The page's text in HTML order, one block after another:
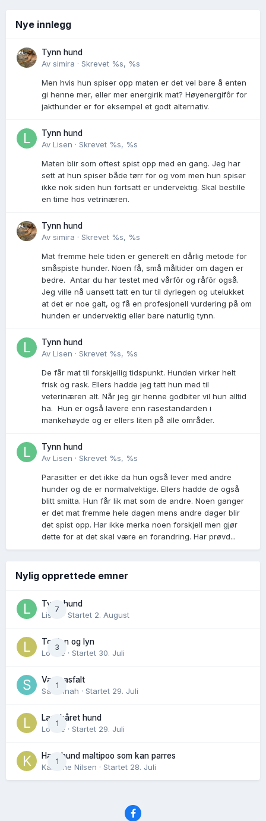
Nye innlegg
Tynn hund
Av simira · Skrevet %s, %s
Men hvis hun spiser opp maten er det vel bare å enten
gi henne mer, eller mer energirik mat? Høyenergifôr for
jakthunder er for eksempel et godt alternativ.
Tynn hund
Av Lisen · Skrevet %s, %s
Maten blir som oftest spist opp med en gang. Jeg har
sett at hun spiser både tørr for og vom men hun spiser
ikke nok siden hun fortsatt er undervektig. Skal bestille
en time hos vetrinæren.
Tynn hund
Av simira · Skrevet %s, %s
Mat fremme hele tiden er generelt en dårlig metode for
småspiste hunder. Noen få, små måltider om dagen er
bedre. Antar du har testet med vårfôr og råfôr også.
Jeg ville nå uansett tatt en tur til dyrlegen og utelukket
at det er noe galt, og få en profesjonell vurdering på om
hunden er undervektig eller bare naturlig tynn.
Tynn hund
Av Lisen · Skrevet %s, %s
De får mat til forskjellig tidspunkt. Hunden virker helt
frisk og rask. Ellers hadde jeg tatt hun med til
veterinæren alt. Når jeg gir henne godbiter vil hun alltid
ha. Hun er også lavere enn rasestandarden i
mankehøyde og er ellers liten på alle områder.
Tynn hund
Av Lisen · Skrevet %s, %s
Parasitter er det ikke da hun også lever med andre
hunder og de er normalvektige. Ellers hadde de også
blitt smitta. Hun får lik mat som de andre. Noen ganger
er det mat fremme hele dagen mens andre dager blir
det spist opp. Har ikke merka noen forskjell men gjør
dette for at det skal være en forandring. Har prøvd...
Nylig opprettede emner
7
Tynn hund
Lisen
· Startet 2. August
3
Torden og lyn
Lovise · Startet 30. Juli
1
Varm asfalt
Savannah · Startet 29. Juli
1
Langhåret hund
Lovise · Startet 29. Juli
1
Hannhund maltipoo som kan parres
Karoline Nilsen · Startet 28. Juli